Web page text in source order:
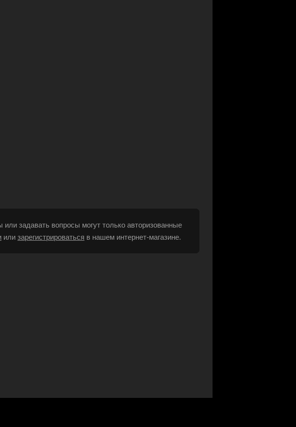
задавать вопросы могут только авторизованные
или зарегистрироваться в нашем интернет-магазине.